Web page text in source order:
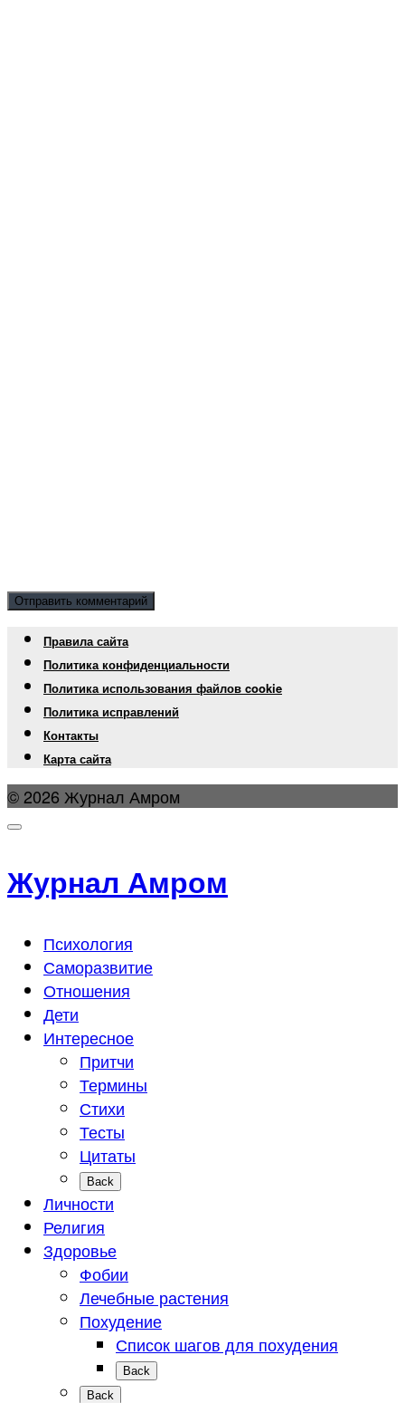
Правила сайта
Политика конфиденциальности
Политика использования файлов cookie
Политика исправлений
Контакты
Карта сайта
© 2026 Журнал Амром
Журнал Амром
Психология
Саморазвитие
Отношения
Дети
Интересное
Притчи
Термины
Стихи
Тесты
Цитаты
Back
Личности
Религия
Здоровье
Фобии
Лечебные растения
Похудение
Список шагов для похудения
Back
Back